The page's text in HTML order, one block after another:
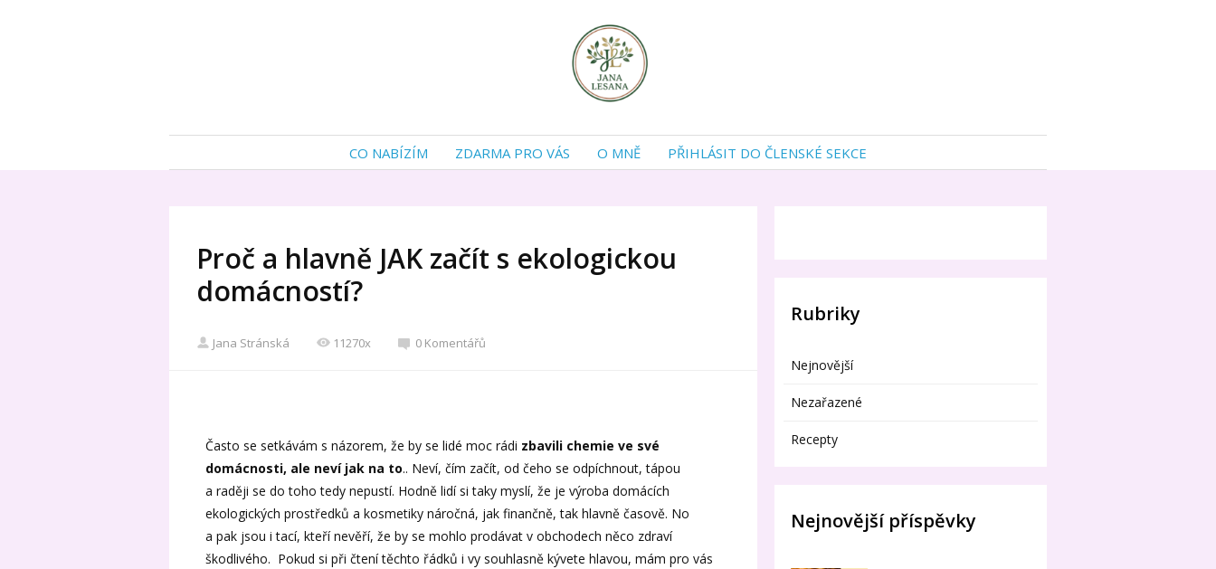
CO NABÍZÍM ZDARMA PRO VÁS O MNĚ PŘIHLÁSIT DO ČLENSKÉ SEKCE
Proč a hlavně JAK začít s ekologickou
domácností?
Jana Stránská 11270x 0 Komentářů
Často se setkávám s názorem, že by se lidé moc rádi zbavili chemie ve své
domácnosti, ale neví jak na to.. Neví, čím začít, od čeho se odpíchnout, tápou
a raději se do toho tedy nepustí. Hodně lidí si taky myslí, že je výroba domácích
ekologických prostředků a kosmetiky náročná, jak finančně, tak hlavně časově. No
a pak jsou i tací, kteří nevěří, že by se mohlo prodávat v obchodech něco zdraví
škodlivého. Pokud si při čtení těchto řádků i vy souhlasně kývete hlavou, mám pro vás
Rubriky
Nejnovější
Nezařazené
Recepty
Nejnovější příspěvky